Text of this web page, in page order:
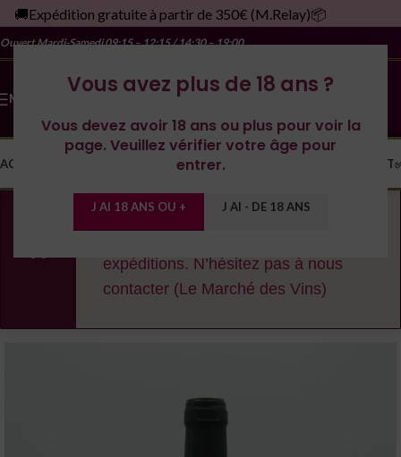
Vous avez plus de 18 ans ?
Vous devez avoir 18 ans ou plus pour voir la
page. Veuillez vérifier votre âge pour
entrer.
J AI 18 ANS OU + J AI - DE 18 ANS
🚚Expédition gratuite à partir de 350€ (M.Relay)📦
Ouvert Mardi-Samedi09:15 – 12:15 / 14:30 – 19:00
MENU
ACCUEIL LES DOMAINESYONNE CONTACT
En cas de fortes chaleurs, nous nous
expéditions. N’hésitez pas à nous
contacter (Le Marché des Vins)